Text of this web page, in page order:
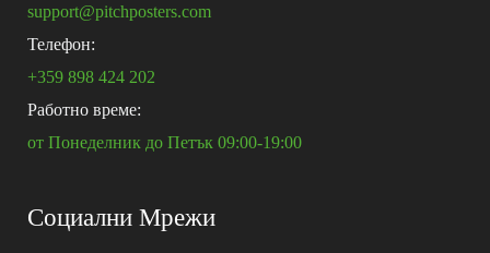
support@pitchposters.com
Телефон:
+359 898 424 202
Работно време:
от Понеделник до Петък 09:00-19:00
Социални Мрежи